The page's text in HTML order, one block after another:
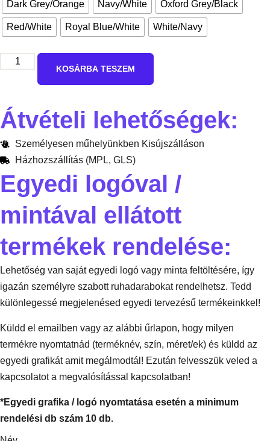
Dark Grey/Orange Navy/White Oxford Grey/Black
Red/White Royal Blue/White White/Navy
KOSÁRBA TESZEM
Átvételi lehetőségek:
Személyesen műhelyünkben Kisújszálláson
Házhozszállítás (MPL, GLS)
Egyedi logóval /
mintával ellátott
termékek rendelése:
Lehetőség van saját egyedi logó vagy minta feltöltésére, így
igazán személyre szabott ruhadarabokat rendelhetsz. Tedd
különlegessé megjelenésed egyedi tervezésű termékeinkkel!
Küldd el emailben vagy az alábbi űrlapon, hogy milyen
termékre nyomtatnád (terméknév, szín, méret/ek) és küldd az
egyedi grafikát amit megálmodtál! Ezután felvesszük veled a
kapcsolatot a megvalósítással kapcsolatban!
*Egyedi grafika / logó nyomtatása esetén a minimum
rendelési db szám 10 db.